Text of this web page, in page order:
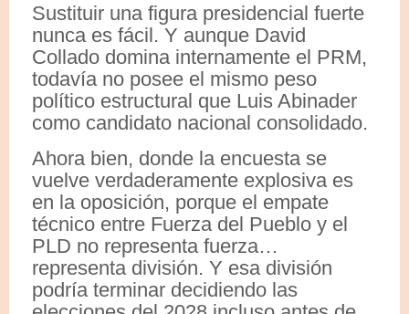
Sustituir una figura presidencial fuerte
nunca es fácil. Y aunque David
Collado domina internamente el PRM,
todavía no posee el mismo peso
político estructural que Luis Abinader
como candidato nacional consolidado.
Ahora bien, donde la encuesta se
vuelve verdaderamente explosiva es
en la oposición, porque el empate
técnico entre Fuerza del Pueblo y el
PLD no representa fuerza…
representa división. Y esa división
podría terminar decidiendo las